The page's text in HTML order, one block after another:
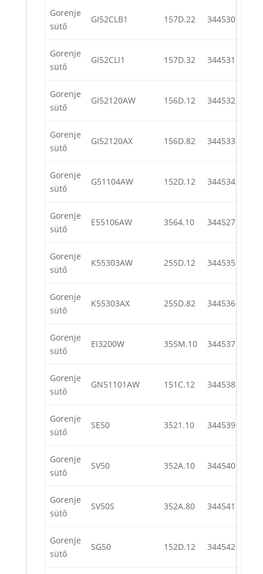
Gorenje
sütő
GI52CLB1 157D.22 344530
Gorenje
sütő
GI52CLI1 157D.32 344531
Gorenje
sütő
GI52120AW 156D.12 344532
Gorenje
sütő
GI52120AX 156D.82 344533
Gorenje
sütő
G51104AW 152D.12 344534
Gorenje
sütő
E55106AW 3564.10 344527
Gorenje
sütő
K55303AW 255D.12 344535
Gorenje
sütő
K55303AX 255D.82 344536
Gorenje
sütő
EI3200W 355M.10 344537
Gorenje
sütő
GN51101AW 151C.12 344538
Gorenje
sütő
SE50 3521.10 344539
Gorenje
sütő
SV50 352A.10 344540
Gorenje
sütő
SV50S 352A.80 344541
Gorenje
sütő
SG50 152D.12 344542